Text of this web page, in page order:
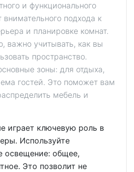
и функционального
внимательного подхода к
и планировке комнат.
важно учитывать, как вы
пространство.
зоны: для отдыха,
гостей. Это поможет вам
мебель и
играет ключевую роль в
Используйте
освещение: общее,
Это позволит не